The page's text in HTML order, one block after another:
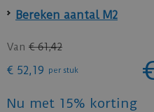
Bereken aantal M2
Van € 61,42
€ 52,19 per stuk
Nu met 15% korting